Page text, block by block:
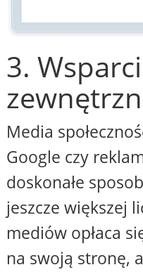
3.
Media
Google czy
doskonałe
jeszcze większej
mediów opłaca
na swoją stronę,